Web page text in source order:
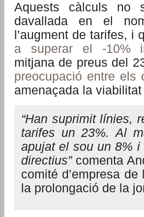
Aquests càlculs no
davallada en el
l’augment de tarifes, i
a superar el -10%
mitjana de preus del
preocupació entre els
amenaçada la viabilitat
“Han suprimit línies,
tarifes un 23%. Al
apujat el sou un 8% i
directius”comenta
comité d’empresa de
la prolongació de la